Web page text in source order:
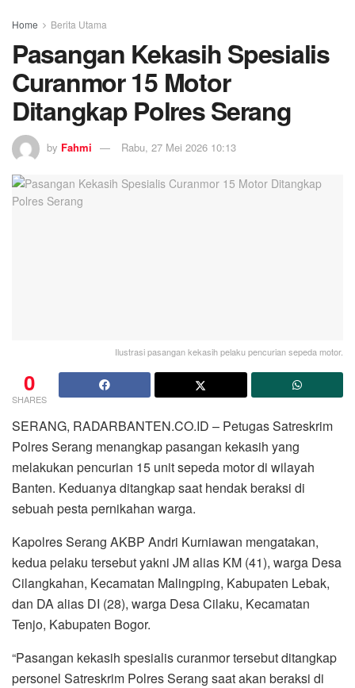
Home Berita Utama
Pasangan Kekasih Spesialis
Curanmor 15 Motor
Ditangkap Polres Serang
by Fahmi Rabu, 27 Mei 2026 10:13
Ilustrasi pasangan kekasih pelaku pencurian sepeda motor.
0
SHARES
SERANG, RADARBANTEN.CO.ID – Petugas Satreskrim
Polres Serang menangkap pasangan kekasih yang
melakukan pencurian 15 unit sepeda motor di wilayah
Banten. Keduanya ditangkap saat hendak beraksi di
sebuah pesta pernikahan warga.
Kapolres Serang AKBP Andri Kurniawan mengatakan,
kedua pelaku tersebut yakni JM alias KM (41), warga Desa
Cilangkahan, Kecamatan Malingping, Kabupaten Lebak,
dan DA alias DI (28), warga Desa Cilaku, Kecamatan
Tenjo, Kabupaten Bogor.
“Pasangan kekasih spesialis curanmor tersebut ditangkap
personel Satreskrim Polres Serang saat akan beraksi di